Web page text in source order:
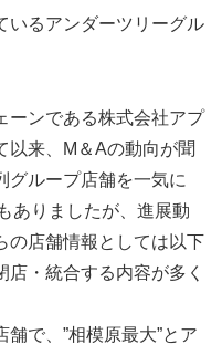
いるアンダーツリーグル
ーンである株式会社アプ
以来、M＆Aの動向が聞
グループ店舗を一気に
ありましたが、進展動
の店舗情報としては以下
・統合する内容が多く
で、”相模原最大”とア